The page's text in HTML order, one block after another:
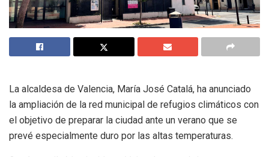
La alcaldesa de Valencia, María José Catalá, ha anunciado
la ampliación de la red municipal de refugios climáticos con
el objetivo de preparar la ciudad ante un verano que se
prevé especialmente duro por las altas temperaturas.